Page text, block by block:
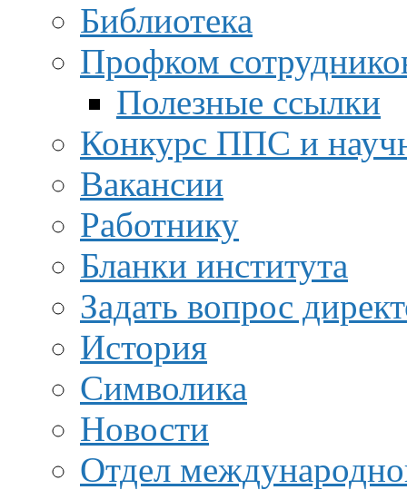
Библиотека
Профком
Полезные ссылки
Конкурс ППС и
Вакансии
Работнику
Бланки института
Задать вопрос
История
Символика
Новости
Отдел